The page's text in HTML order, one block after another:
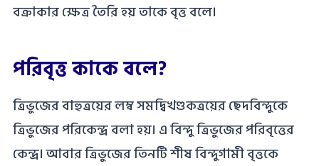
বক্রাকার ক্ষেত্র তৈরি হয় তাকে বৃত্ত বলে।
পরিবৃত্ত কাকে বলে?
ত্রিভুজের বাহুত্রয়ের লম্ব সমদ্বিখণ্ডকত্রয়ের ছেদবিন্দুকে
ত্রিভুজের পরিকেন্দ্র বলা হয়। এ বিন্দু ত্রিভুজের পরিবৃত্তের
কেন্দ্র। আবার ত্রিভুজের তিনটি শীষ বিন্দুগামী বৃত্তকে